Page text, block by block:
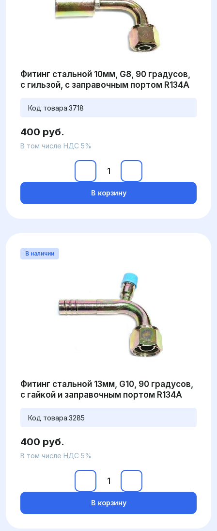
Фитинг стальной 10мм, G8, 90 градусов,
с гильзой, с заправочным портом R134A
Код товара:3718
400 руб.
В том числе НДС 5%
В корзину
В наличии
Фитинг стальной 13мм, G10, 90 градусов,
с гайкой и заправочным портом R134A
Код товара:3285
400 руб.
В том числе НДС 5%
В корзину